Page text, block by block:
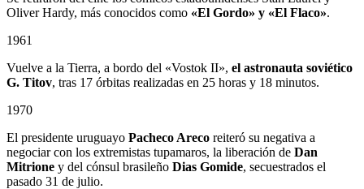
Oliver Hardy, más conocidos como «El Gordo» y «El Flaco».
1961
Vuelve a la Tierra, a bordo del «Vostok II», el astronauta soviético
G. Titov, tras 17 órbitas realizadas en 25 horas y 18 minutos.
1970
El presidente uruguayo Pacheco Areco reiteró su negativa a
negociar con los extremistas tupamaros, la liberación de Dan
Mitrione y del cónsul brasileño Dias Gomide, secuestrados el
pasado 31 de julio.